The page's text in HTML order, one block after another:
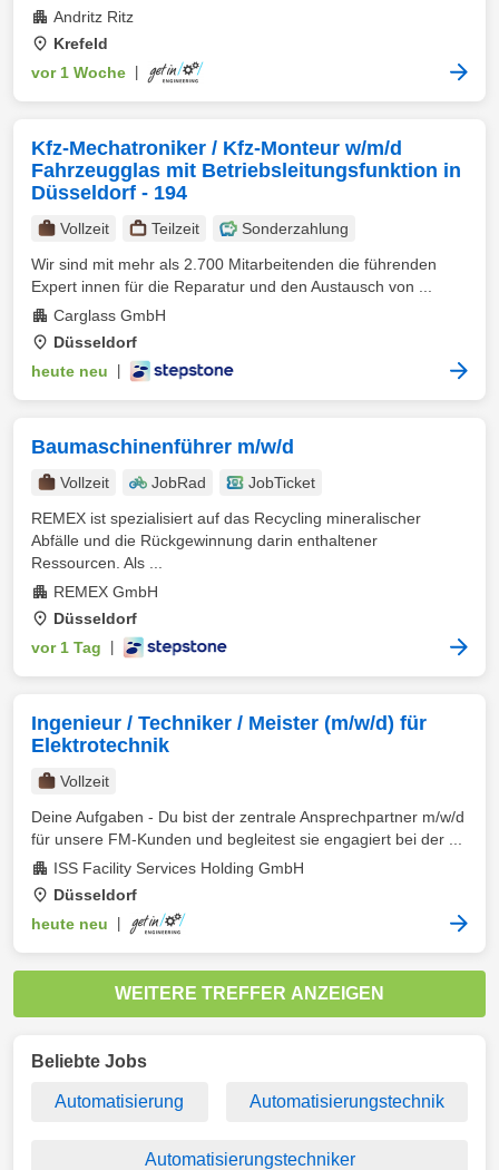
Andritz Ritz
Krefeld
vor 1 Woche
Kfz-Mechatroniker / Kfz-Monteur w/m/d
Fahrzeugglas mit Betriebsleitungsfunktion in
Düsseldorf - 194
Vollzeit Teilzeit
Sonderzahlung
Wir sind mit mehr als 2.700 Mitarbeitenden die führenden
Expert innen für die Reparatur und den Austausch von ...
Carglass GmbH
Düsseldorf
heute neu
Baumaschinenführer m/w/d
Vollzeit JobRad
JobTicket
REMEX ist spezialisiert auf das Recycling mineralischer
Abfälle und die Rückgewinnung darin enthaltener
Ressourcen. Als ...
REMEX GmbH
Düsseldorf
vor 1 Tag
Ingenieur / Techniker / Meister (m/w/d) für
Elektrotechnik
Vollzeit
Deine Aufgaben - Du bist der zentrale Ansprechpartner m/w/d
für unsere FM-Kunden und begleitest sie engagiert bei der ...
ISS Facility Services Holding GmbH
Düsseldorf
heute neu
WEITERE TREFFER ANZEIGEN
Beliebte Jobs
Automatisierung Automatisierungstechnik
Automatisierungstechniker